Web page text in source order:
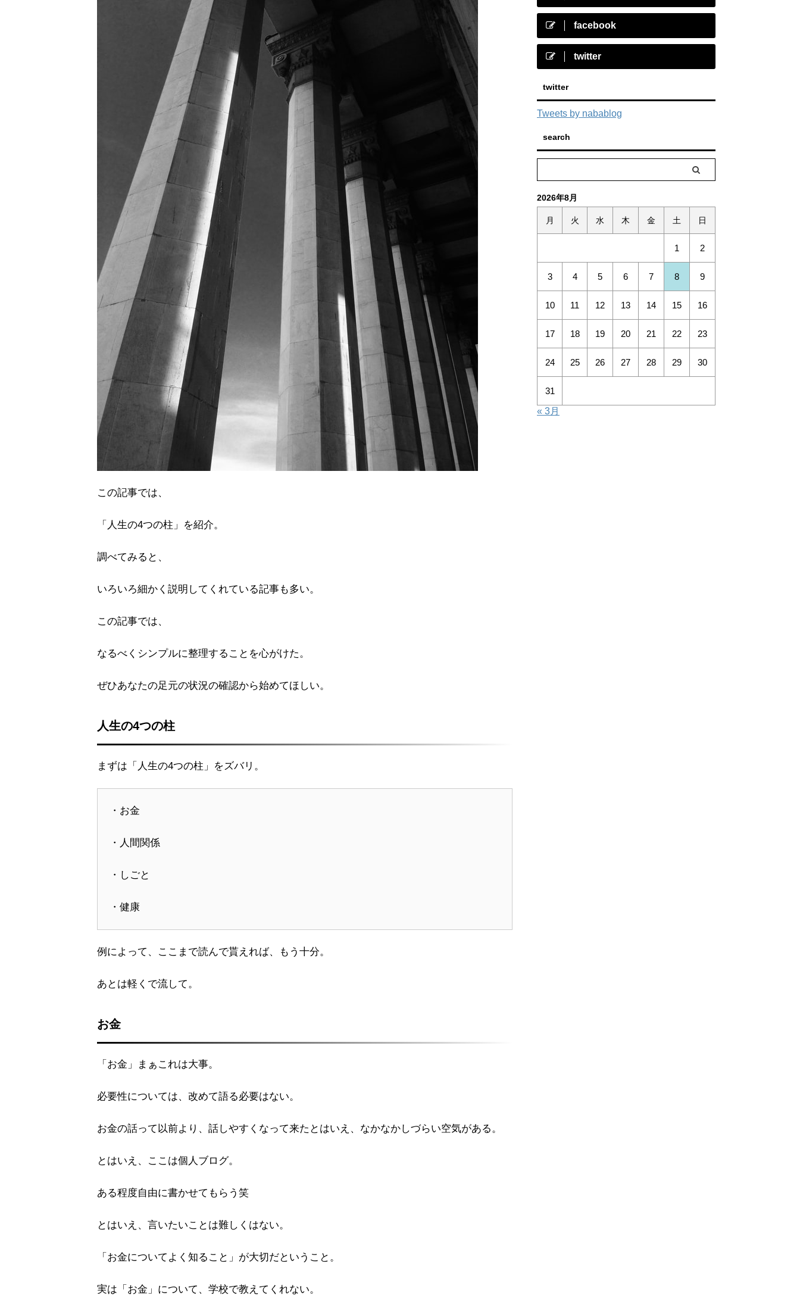
この記事では、
「人生の4つの柱」を紹介。
調べてみると、
いろいろ細かく説明してくれている記事も多い。
この記事では、
なるべくシンプルに整理することを心がけた。
ぜひあなたの足元の状況の確認から始めてほしい。
人生の4つの柱
まずは「人生の4つの柱」をズバリ。
・お金
・人間関係
・しごと
・健康
例によって、ここまで読んで貰えれば、もう十分。
あとは軽くで流して。
お金
「お金」まぁこれは大事。
必要性については、改めて語る必要はない。
お金の話って以前より、話しやすくなって来たとはいえ、なかなかしづらい空気がある。
とはいえ、ここは個人ブログ。
ある程度自由に書かせてもらう笑
とはいえ、言いたいことは難しくはない。
「お金についてよく知ること」が大切だということ。
実は「お金」について、学校で教えてくれない。
facebook
twitter
twitter
Tweets by nabablog
search
2026年8月
月 火 水 木 金 土 日
1 2
3 4 5 6 7 8 9
10 11 12 13 14 15 16
17 18 19 20 21 22 23
24 25 26 27 28 29 30
31
« 3月